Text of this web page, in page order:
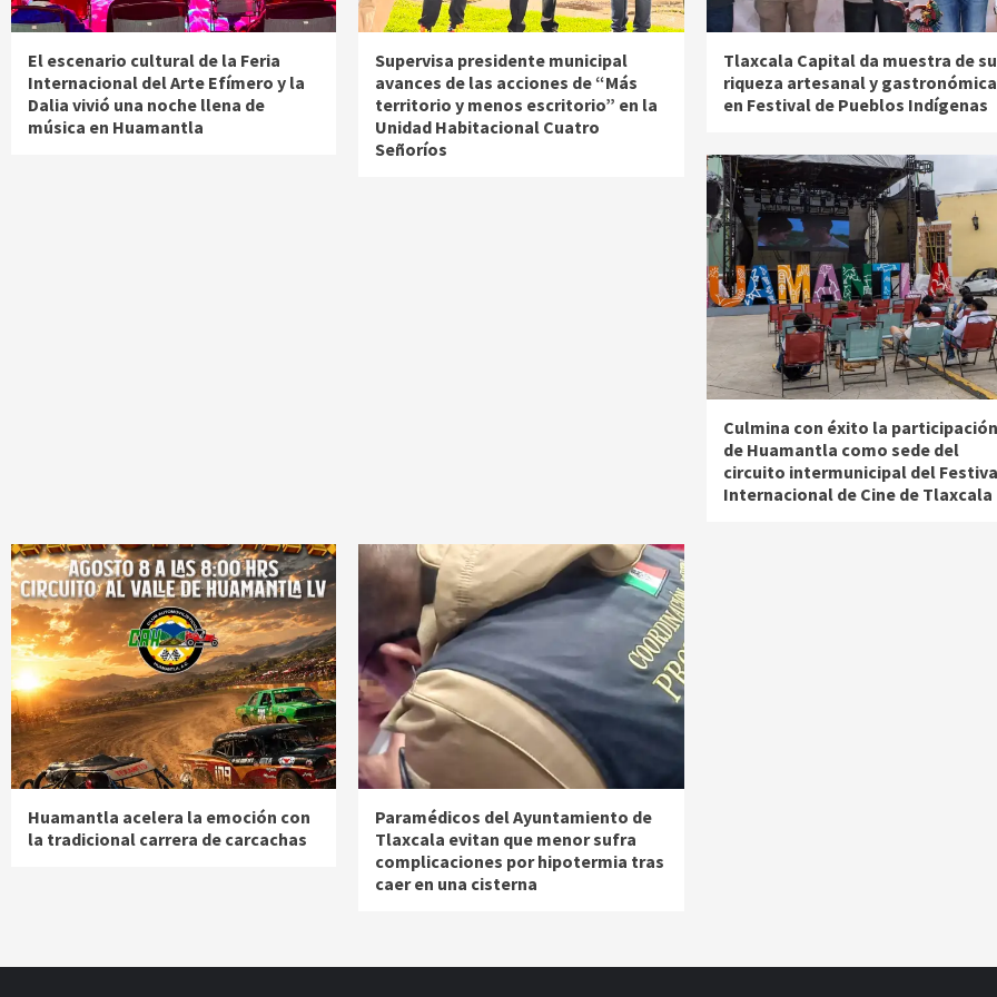
El escenario cultural de la Feria
Internacional del Arte Efímero y la
Dalia vivió una noche llena de
música en Huamantla
Supervisa presidente municipal
avances de las acciones de “Más
territorio y menos escritorio” en la
Unidad Habitacional Cuatro
Señoríos
Tlaxcala Capital da muestra de su
riqueza artesanal y gastronómica
en Festival de Pueblos Indígenas
Culmina con éxito la participación
de Huamantla como sede del
circuito intermunicipal del
Internacional de Cine de Tlaxcala
Huamantla acelera la emoción con
la tradicional carrera de carcachas
Paramédicos del Ayuntamiento de
Tlaxcala evitan que menor sufra
complicaciones por hipotermia tras
caer en una cisterna